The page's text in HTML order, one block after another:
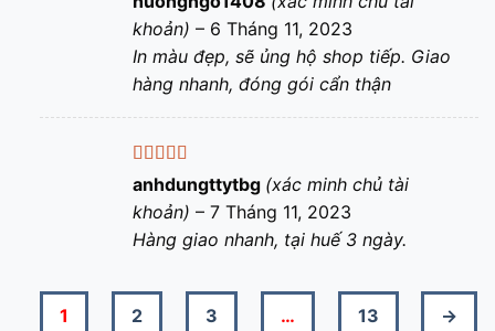
hạng55 sao
khoản) – 6 Tháng 11, 2023
In màu đẹp, sẽ ủng hộ shop tiếp. Giao
hàng nhanh, đóng gói cẩn thận
Được xếp
hạng55 sao
anhdungttytbg (xác minh chủ tài
khoản) – 7 Tháng 11, 2023
Hàng giao nhanh, tại huế 3 ngày.
1 2 3 … 13 →